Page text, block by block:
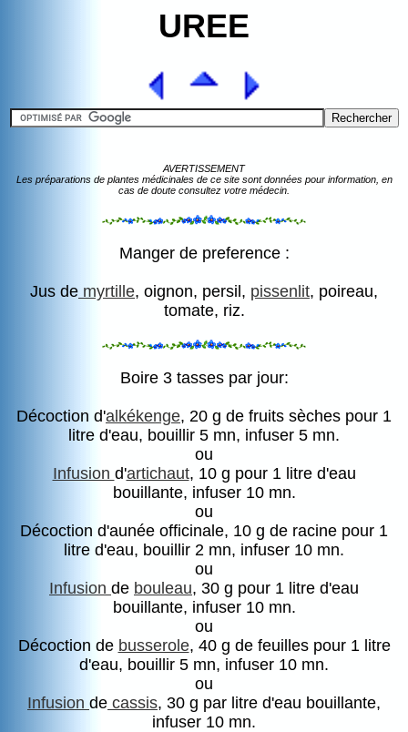
UREE
AVERTISSEMENT
Les préparations de plantes médicinales de ce site sont données pour information, en
cas de doute consultez votre médecin.
Manger de preference :
Jus de myrtille, oignon, persil, pissenlit, poireau,
tomate, riz.
Boire 3 tasses par jour:
Décoction d'alkékenge, 20 g de fruits sèches pour 1
litre d'eau, bouillir 5 mn, infuser 5 mn.
ou
Infusion d'artichaut, 10 g pour 1 litre d'eau
bouillante, infuser 10 mn.
ou
Décoction d'aunée officinale, 10 g de racine pour 1
litre d'eau, bouillir 2 mn, infuser 10 mn.
ou
Infusion de bouleau, 30 g pour 1 litre d'eau
bouillante, infuser 10 mn.
ou
Décoction de busserole, 40 g de feuilles pour 1 litre
d'eau, bouillir 5 mn, infuser 10 mn.
ou
Infusion de cassis, 30 g par litre d'eau bouillante,
infuser 10 mn.